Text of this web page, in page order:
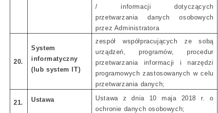
/ informacji dotyczących
przetwarzania danych osobowych
przez Administratora
20.
System
informatyczny
(lub system IT)
zespół współpracujących ze sobą
urządzeń, programów, procedur
przetwarzania informacji i narzędzi
programowych zastosowanych w celu
przetwarzania danych;
21. Ustawa
Ustawa z dnia 10 maja 2018 r. o
ochronie danych osobowych;